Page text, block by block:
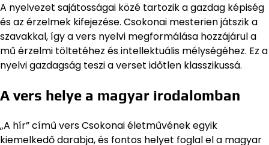
A nyelvezet sajátosságai közé tartozik a gazdag képiség
és az érzelmek kifejezése. Csokonai mesterien játszik a
szavakkal, így a vers nyelvi megformálása hozzájárul a
mű érzelmi töltetéhez és intellektuális mélységéhez. Ez a
nyelvi gazdagság teszi a verset időtlen klasszikussá.
A vers helye a magyar irodalomban
„A hír” című vers Csokonai életművének egyik
kiemelkedő darabja, és fontos helyet foglal el a magyar